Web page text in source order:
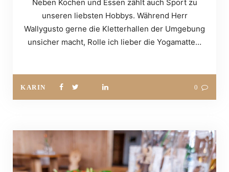
Neben Kochen und Essen zählt auch Sport zu
unseren liebsten Hobbys. Während Herr
Wallygusto gerne die Kletterhallen der Umgebung
unsicher macht, Rolle ich lieber die Yogamatte…
KARIN 0